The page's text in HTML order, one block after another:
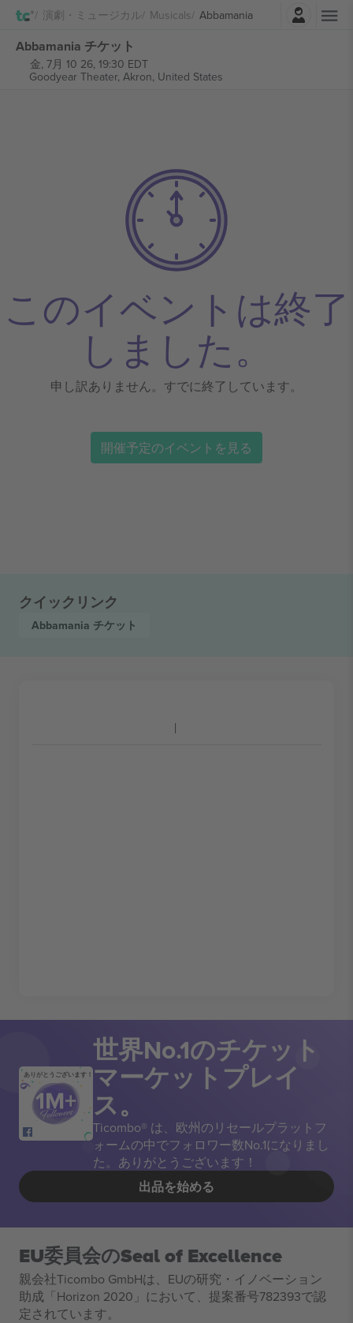
演劇・ミュージカル Musicals Abbamania
ログイン
Abbamania チケット
金, 7月 10 26, 19:30 EDT
Goodyear Theater, Akron, United States
このイベントは終了
しました。
申し訳ありません。すでに終了しています。
開催予定のイベントを見る
クイックリンク
Abbamania チケット
ありがとうございます！
世界No.1のチケット
マーケットプレイ
ス。
Ticombo® は、欧州のリセールプラットフ
ォームの中でフォロワー数No.1になりまし
た。ありがとうございます！
出品を始める
EU委員会のSeal of Excellence
親会社Ticombo GmbHは、EUの研究・イノベーション
助成「Horizon 2020」において、提案番号782393で認
定されています。